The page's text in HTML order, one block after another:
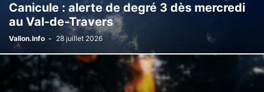
Canicule : alerte de degré 3 dès mercredi
au Val-de-Travers
Vallon.Info - 28 juillet 2026